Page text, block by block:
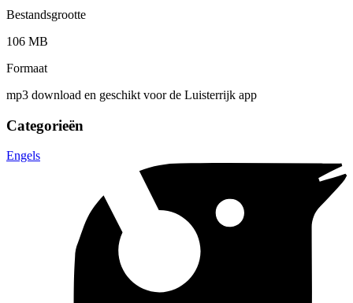
Bestandsgrootte
106 MB
Formaat
mp3 download en geschikt voor de Luisterrijk app
Categorieën
Engels